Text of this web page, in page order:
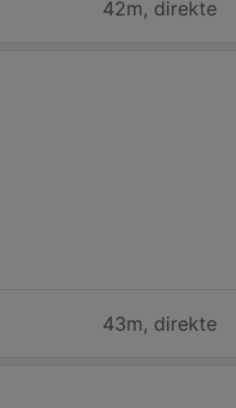
42m, direkte
43m, direkte